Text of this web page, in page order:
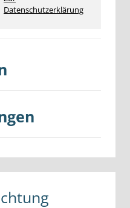
Datenschutzerklärung